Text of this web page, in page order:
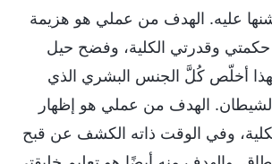
عليه. الهدف من عملي هو هزيمة
حكمتي وقدرتي الكلية، وفضح حيل
أخلّص كُلَّ الجنس البشري الذي
الهدف من عملي هو إظهار
وفي الوقت ذاته الكشف عن قبح